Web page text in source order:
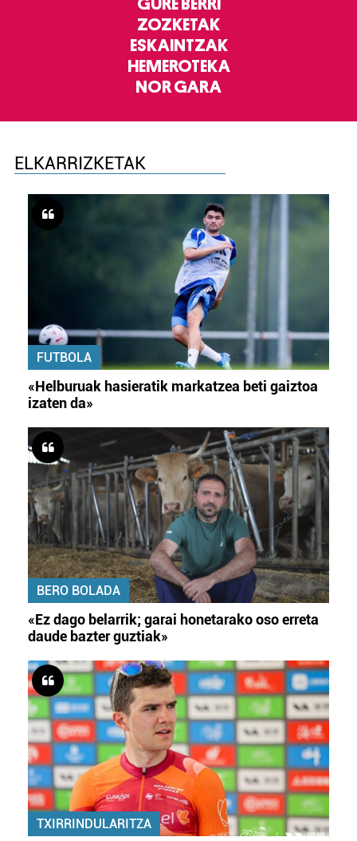
GURE BERRI
ZOZKETAK
ESKAINTZAK
HEMEROTEKA
NOR GARA
ELKARRIZKETAK
FUTBOLA
«Helburuak hasieratik markatzea beti gaiztoa
izaten da»
BERO BOLADA
«Ez dago belarrik; garai honetarako oso erreta
daude bazter guztiak»
TXIRRINDULARITZA